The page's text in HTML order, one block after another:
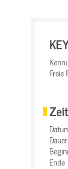
Freie
Dauer
Ende